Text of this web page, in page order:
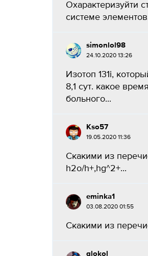
Охарактеризуйти
системе
simonlol98
24.10.2020 13:26
Изотоп 131i,
8,1 сут. какое
больного...
Kso57
19.05.2020 11:36
Скакими из
h2o/h+,hg^2+...
eminka1
03.08.2020 01:55
Скакими из
glokol